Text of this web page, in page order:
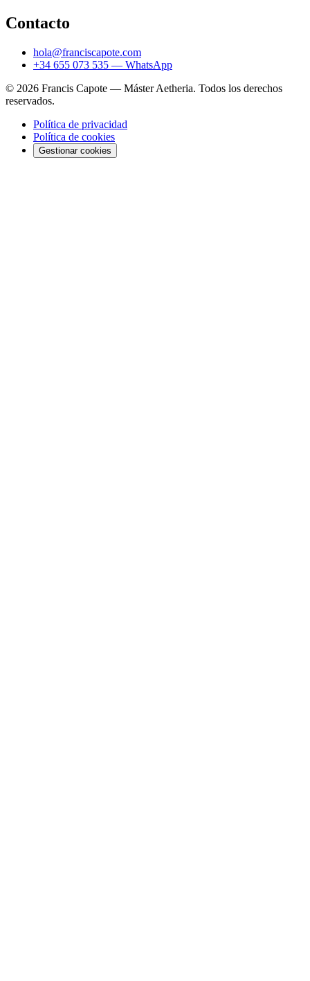
Contacto
hola@franciscapote.com
+34 655 073 535 — WhatsApp
© 2026 Francis Capote — Máster Aetheria. Todos los derechos
reservados.
Política de privacidad
Política de cookies
Gestionar cookies